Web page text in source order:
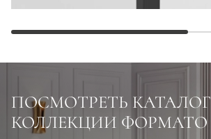
ПОСМОТРЕТЬ КАТАЛОГ
КОЛЛЕКЦИИ ФОРМАТО